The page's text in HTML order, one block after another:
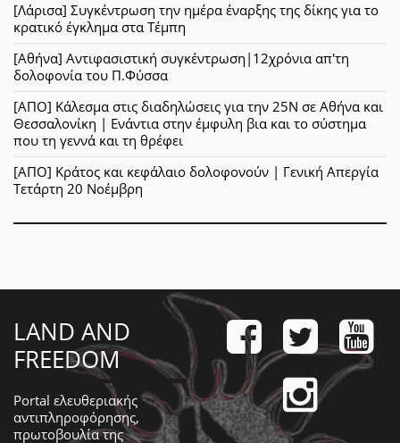
[Λάρισα] Συγκέντρωση την ημέρα έναρξης της δίκης για το
κρατικό έγκλημα στα Τέμπη
[Αθήνα] Αντιφασιστική συγκέντρωση|12χρόνια απ'τη
δολοφονία του Π.Φύσσα
[ΑΠΟ] Κάλεσμα στις διαδηλώσεις για την 25Ν σε Αθήνα και
Θεσσαλονίκη | Ενάντια στην έμφυλη βια και το σύστημα
που τη γεννά και τη θρέφει
[ΑΠΟ] Κράτος και κεφάλαιο δολοφονούν | Γενική Απεργία
Τετάρτη 20 Νοέμβρη
LAND AND
FREEDOM
Portal ελευθεριακής
αντιπληροφόρησης,
πρωτοβουλία της